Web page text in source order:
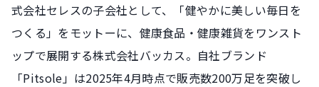
式会社セレスの子会社として、「健やかに美しい毎日を
つくる」をモットーに、健康食品・健康雑貨をワンスト
ップで展開する株式会社バッカス。自社ブランド
「Pitsole」は2025年4月時点で販売数200万足を突破し